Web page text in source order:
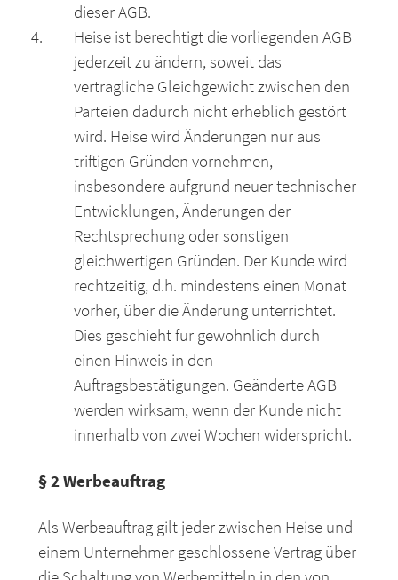
dieser AGB.
Heise ist berechtigt die vorliegenden AGB
jederzeit zu ändern, soweit das
vertragliche Gleichgewicht zwischen den
Parteien dadurch nicht erheblich gestört
wird. Heise wird Änderungen nur aus
triftigen Gründen vornehmen,
insbesondere aufgrund neuer technischer
Entwicklungen, Änderungen der
Rechtsprechung oder sonstigen
gleichwertigen Gründen. Der Kunde wird
rechtzeitig, d.h. mindestens einen Monat
vorher, über die Änderung unterrichtet.
Dies geschieht für gewöhnlich durch
einen Hinweis in den
Auftragsbestätigungen. Geänderte AGB
werden wirksam, wenn der Kunde nicht
innerhalb von zwei Wochen widerspricht.
§ 2 Werbeauftrag
Als Werbeauftrag gilt jeder zwischen Heise und
einem Unternehmer geschlossene Vertrag über